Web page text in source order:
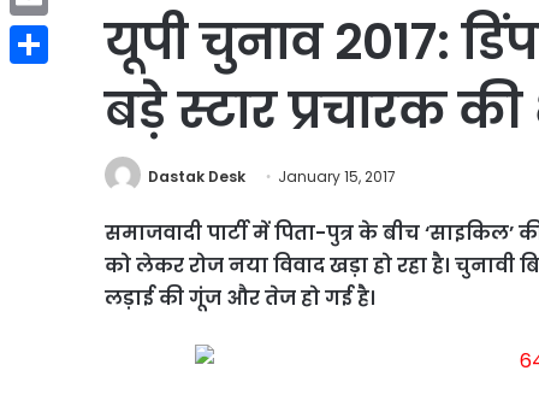
यूपी चुनाव 2017:
बड़े स्टार प्रचारक
Dastak Desk January 15, 2017
समाजवादी पार्टी में पिता-पुत्र के बीच
को लेकर रोज नया विवाद खड़ा हो रहा है।
लड़ाई की गूंज और तेज हो गई है।
Email